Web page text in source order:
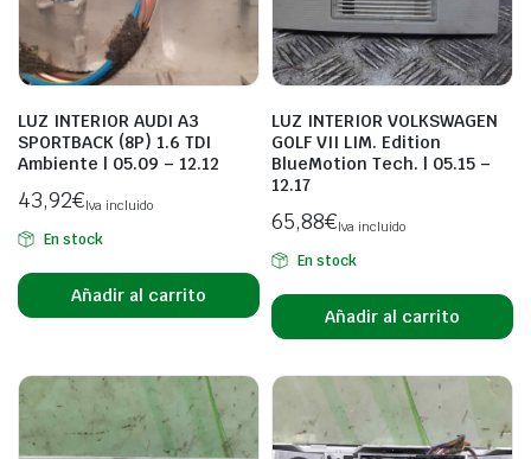
LUZ INTERIOR AUDI A3
SPORTBACK (8P) 1.6 TDI
Ambiente | 05.09 – 12.12
43,92€Iva incluido
En stock
Añadir al carrito
LUZ INTERIOR VOLKSWAGEN
GOLF VII LIM. Edition
BlueMotion Tech. | 05.15 –
12.17
65,88€Iva incluido
En stock
Añadir al carrito